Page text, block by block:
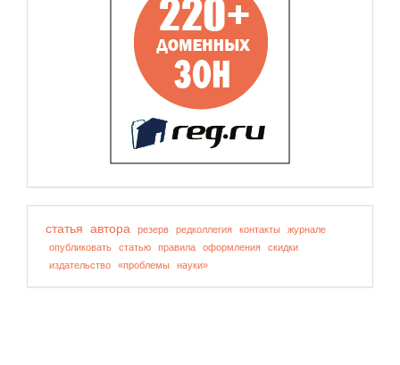
статья автора резерв редколлегия контакты
журнале
опубликовать
статью правила оформления
скидки
издательство
«проблемы науки»